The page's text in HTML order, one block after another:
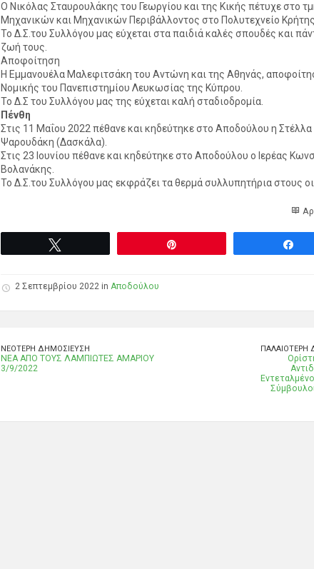
Ο Νικόλας Σταυρουλάκης του Γεωργίου και της Κικής πέτυχε στο
Μηχανικών και Μηχανικών Περιβάλλοντος στο Πολυτεχνείο
Το Δ.Σ.του Συλλόγου μας εύχεται στα παιδιά καλές σπουδές και
ζωή τους.
Αποφοίτηση
Η Εμμανουέλα Μαλεφιτσάκη του Αντώνη και της Αθηνάς,
Νομικής του Πανεπιστημίου Λευκωσίας της Κύπρου.
Το Δ.Σ του Συλλόγου μας της εύχεται καλή σταδιοδρομία.
Πένθη
Στις 11 Μαΐου 2022 πέθανε και κηδεύτηκε στο Αποδούλου η
Ψαρουδάκη (Δασκάλα).
Στις 23 Ιουνίου πέθανε και κηδεύτηκε στο Αποδούλου ο Ιερέας
Βολανάκης.
Το Δ.Σ.του Συλλόγου μας εκφράζει τα θερμά συλλυπητήρια στους
2 Σεπτεμβρίου 2022 in Αποδούλου
ΝΕΌΤΕΡΗ ΔΗΜΟΣΊΕΥΣΗ
ΝΕΑ ΑΠΟ ΤΟΥΣ ΛΑΜΠΙΩΤΕΣ ΑΜΑΡΙΟΥ
3/9/2022
ΠΑΛΑΙΌΤΕΡΗ